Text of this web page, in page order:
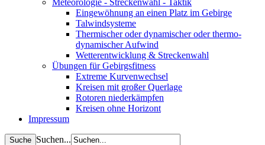
Meteorologie - Streckenwahl - Taktik
Eingewöhnung an einen Platz im Gebirge
Talwindsysteme
Thermischer oder dynamischer oder thermo-
dynamischer Aufwind
Wetterentwicklung & Streckenwahl
Übungen für Gebirgsfitness
Extreme Kurvenwechsel
Kreisen mit großer Querlage
Rotoren niederkämpfen
Kreisen ohne Horizont
Impressum
Suchen...